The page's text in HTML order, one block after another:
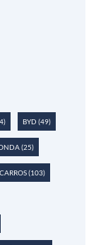
BYD (49)
(25)
CARROS(103)